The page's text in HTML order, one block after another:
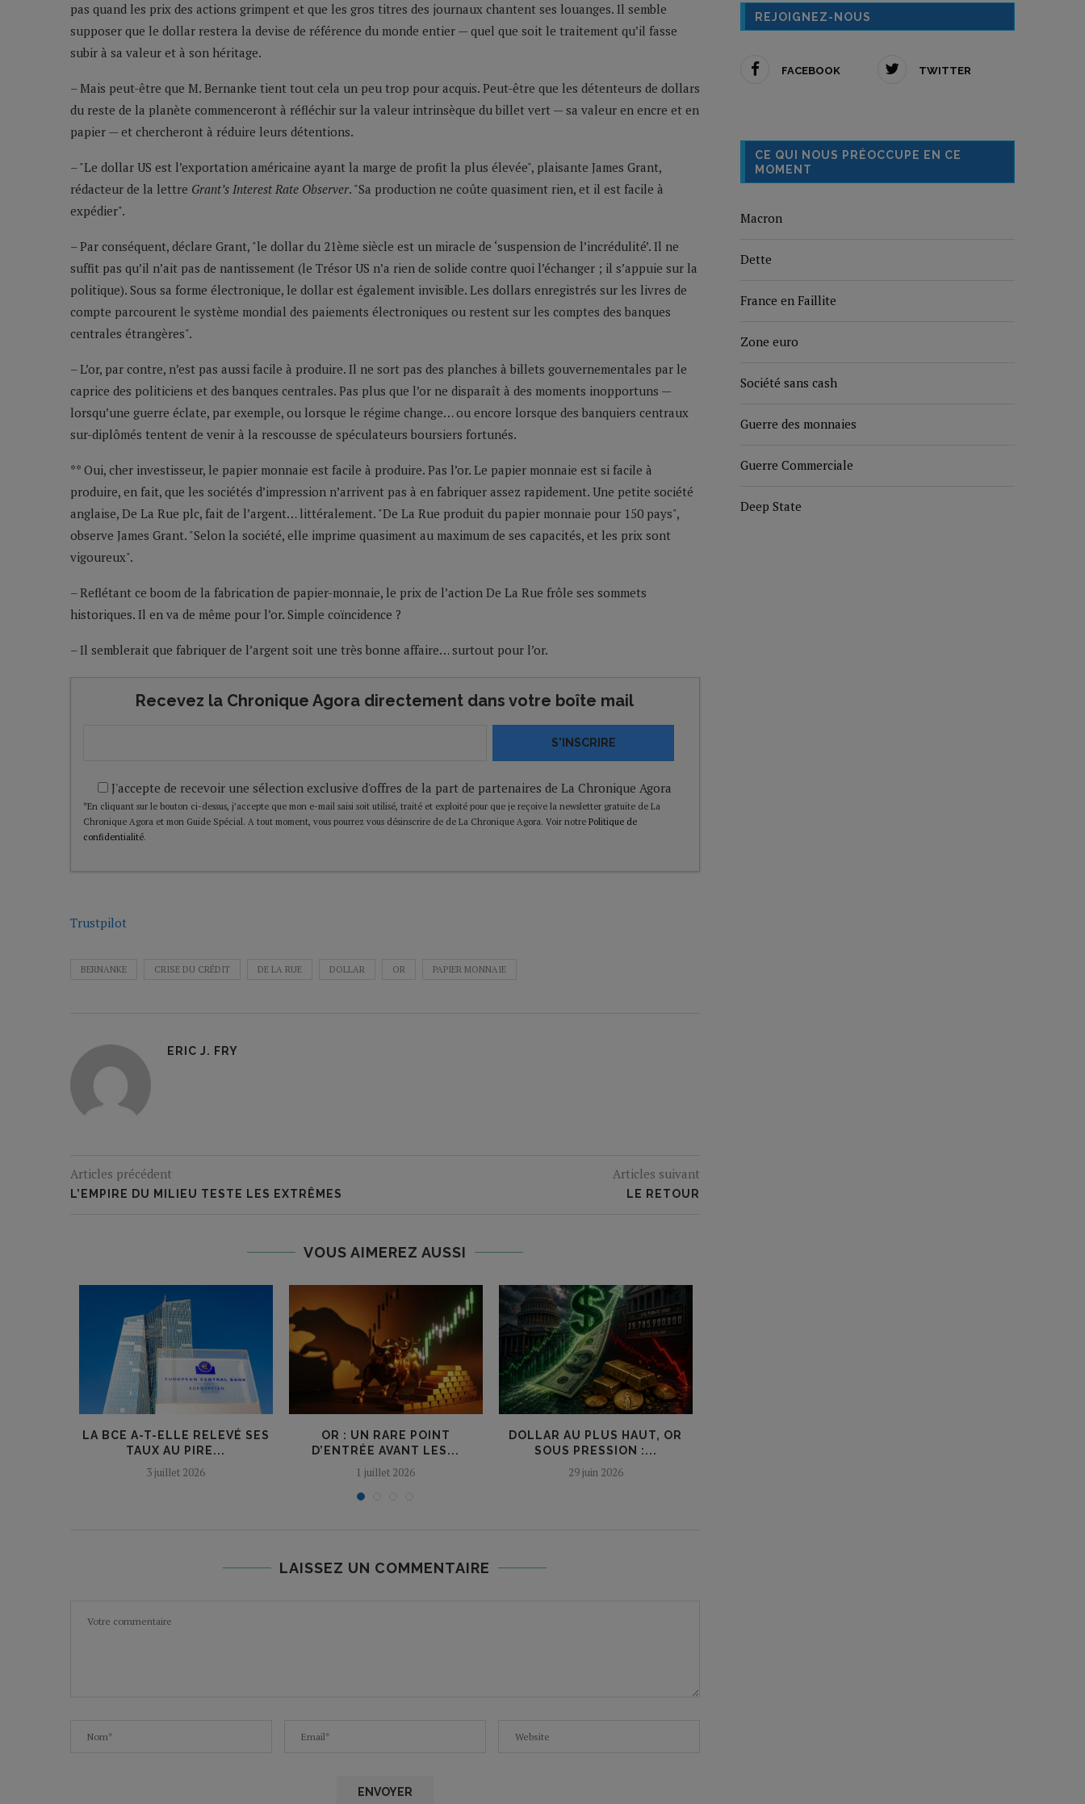
pas quand les prix des actions grimpent et que les gros titres des journaux chantent ses louanges. Il semble
supposer que le dollar restera la devise de référence du monde entier — quel que soit le traitement qu’il fasse
subir à sa valeur et à son héritage.
– Mais peut-être que M. Bernanke tient tout cela un peu trop pour acquis. Peut-être que les détenteurs de dollars
du reste de la planète commenceront à réfléchir sur la valeur intrinsèque du billet vert — sa valeur en encre et en
papier — et chercheront à réduire leurs détentions.
– "Le dollar US est l’exportation américaine ayant la marge de profit la plus élevée", plaisante James Grant,
rédacteur de la lettre Grant’s Interest Rate Observer. "Sa production ne coûte quasiment rien, et il est facile à
expédier".
– Par conséquent, déclare Grant, "le dollar du 21ème siècle est un miracle de ‘suspension de l’incrédulité’. Il ne
suffit pas qu’il n’ait pas de nantissement (le Trésor US n’a rien de solide contre quoi l’échanger ; il s’appuie sur la
politique). Sous sa forme électronique, le dollar est également invisible. Les dollars enregistrés sur les livres de
compte parcourent le système mondial des paiements électroniques ou restent sur les comptes des banques
centrales étrangères".
– L’or, par contre, n’est pas aussi facile à produire. Il ne sort pas des planches à billets gouvernementales par le
caprice des politiciens et des banques centrales. Pas plus que l’or ne disparaît à des moments inopportuns —
lorsqu’une guerre éclate, par exemple, ou lorsque le régime change… ou encore lorsque des banquiers centraux
sur-diplômés tentent de venir à la rescousse de spéculateurs boursiers fortunés.
** Oui, cher investisseur, le papier monnaie est facile à produire. Pas l’or. Le papier monnaie est si facile à
produire, en fait, que les sociétés d’impression n’arrivent pas à en fabriquer assez rapidement. Une petite société
anglaise, De La Rue plc, fait de l’argent… littéralement. "De La Rue produit du papier monnaie pour 150 pays",
observe James Grant. "Selon la société, elle imprime quasiment au maximum de ses capacités, et les prix sont
vigoureux".
– Reflétant ce boom de la fabrication de papier-monnaie, le prix de l’action De La Rue frôle ses sommets
historiques. Il en va de même pour l’or. Simple coïncidence ?
– Il semblerait que fabriquer de l’argent soit une très bonne affaire… surtout pour l’or.
Recevez la Chronique Agora directement dans votre boîte mail
S'INSCRIRE
J'accepte de recevoir une sélection exclusive d'offres de la part de partenaires de La Chronique Agora
*En cliquant sur le bouton ci-dessus, j’accepte que mon e-mail saisi soit utilisé, traité et exploité pour que je reçoive la newsletter gratuite de La
Chronique Agora et mon Guide Spécial. A tout moment, vous pourrez vous désinscrire de de La Chronique Agora. Voir notre Politique de
confidentialité.
Trustpilot
BERNANKE CRISE DU CRÉDIT DE LA RUE DOLLAR OR PAPIER MONNAIE
ERIC J. FRY
Articles précédent
L’EMPIRE DU MILIEU TESTE LES EXTRÊMES
Articles suivant
LE RETOUR
VOUS AIMEREZ AUSSI
LA BCE A-T-ELLE RELEVÉ SES
TAUX AU PIRE...
3 juillet 2026
OR : UN RARE POINT
D’ENTRÉE AVANT LES...
1 juillet 2026
DOLLAR AU PLUS HAUT, OR
SOUS PRESSION :...
29 juin 2026
LAISSEZ UN COMMENTAIRE
REJOIGNEZ-NOUS
FACEBOOK TWITTER
CE QUI NOUS PRÉOCCUPE EN CE
MOMENT
Macron
Dette
France en Faillite
Zone euro
Société sans cash
Guerre des monnaies
Guerre Commerciale
Deep State